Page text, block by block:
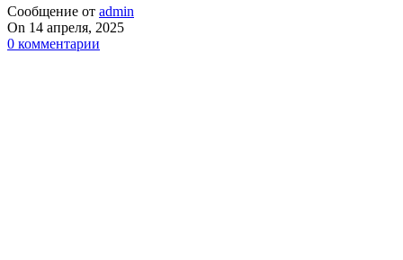
Сообщение от admin
On 14 апреля, 2025
0 комментарии